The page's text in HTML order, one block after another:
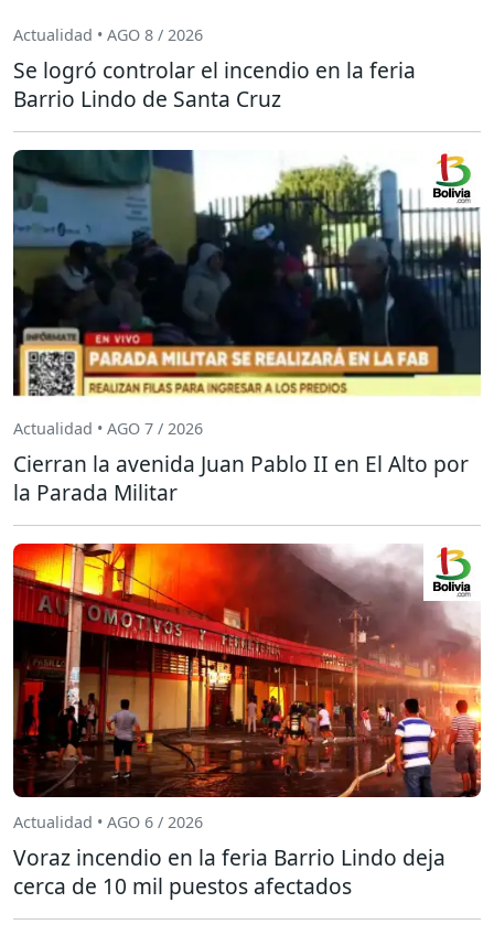
Actualidad • AGO 8 / 2026
Se logró controlar el incendio en la feria
Barrio Lindo de Santa Cruz
Actualidad • AGO 7 / 2026
Cierran la avenida Juan Pablo II en El Alto por
la Parada Militar
Actualidad • AGO 6 / 2026
Voraz incendio en la feria Barrio Lindo deja
cerca de 10 mil puestos afectados